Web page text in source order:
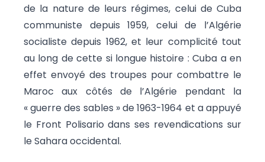
de la nature de leurs régimes, celui de Cuba
communiste depuis 1959, celui de l’Algérie
socialiste depuis 1962, et leur complicité tout
au long de cette si longue histoire : Cuba a en
effet envoyé des troupes pour combattre le
Maroc aux côtés de l’Algérie pendant la
« guerre des sables » de 1963-1964 et a appuyé
le Front Polisario dans ses revendications sur
le Sahara occidental.